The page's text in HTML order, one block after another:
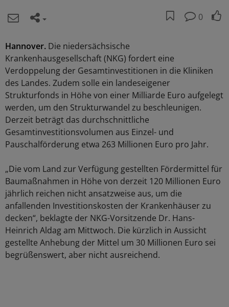
0
Hannover. Die niedersächsische
Krankenhausgesellschaft (NKG) fordert eine
Verdoppelung der Gesamtinvestitionen in die Kliniken
des Landes. Zudem solle ein landeseigener
Strukturfonds in Höhe von einer Milliarde Euro aufgelegt
werden, um den Strukturwandel zu beschleunigen.
Derzeit beträgt das durchschnittliche
Gesamtinvestitionsvolumen aus Einzel- und
Pauschalförderung etwa 263 Millionen Euro pro Jahr.
„Die vom Land zur Verfügung gestellten Fördermittel für
Baumaßnahmen in Höhe von derzeit 120 Millionen Euro
jährlich reichen nicht ansatzweise aus, um die
anfallenden Investitionskosten der Krankenhäuser zu
decken“, beklagte der NKG-Vorsitzende Dr. Hans-
Heinrich Aldag am Mittwoch. Die kürzlich in Aussicht
gestellte Anhebung der Mittel um 30 Millionen Euro sei
begrüßenswert, aber nicht ausreichend.